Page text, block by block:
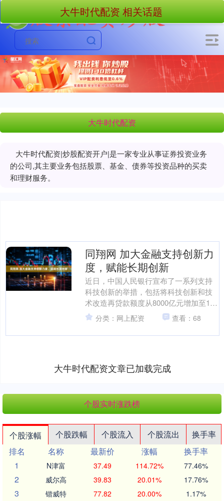
大牛时代配资
大牛时代配资|炒股配资开户|是一家专业从事证券投资业务
的公司,其主要业务包括股票、基金、债券等投资品种的买卖
和理财服务。
大牛时代配资 相关话题
同翔网 加大金融支持创新力
度，赋能长期创新
近日，中国人民银行宣布了一系列支持
科技创新的举措，包括将科技创新和技
术改造再贷款额度从8000亿元增加至1.2
万亿元，并将研发投入水平较高的民营
中小企业等纳入支....
分类：网上配资 查看：68
大牛时代配资文章已加载完成
个股实时涨跌榜
个股涨幅 个股跌幅 个股流入 个股流出
换手率
排名
名称 最新价 涨幅
换手率
1
N津富 37.49 114.72% 77.46%
2 威尔高 39.83 20.01% 17.76%
3 锴威特 77.82 20.00% 1.17%